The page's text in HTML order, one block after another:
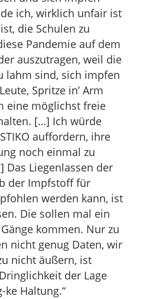
ich, wirklich unfair ist
die Schulen zu
Pandemie auf dem
auszutragen, weil die
lahm sind, sich impfen
Spritze in’ Arm
eine möglichst freie
[…] Ich würde
auffordern, ihre
noch einmal zu
Das Liegenlassen der
der Impfstoff für
werden kann, ist
Die sollen mal ein
kommen. Nur zu
nicht genug Daten, wir
nicht äußern, ist
der Lage
ke Haltung.“